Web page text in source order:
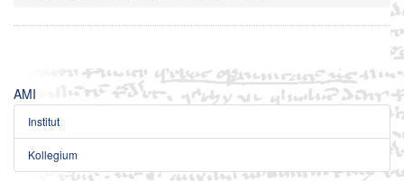
AMI
Institut
Kollegium